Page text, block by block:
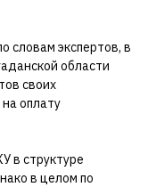
словам экспертов, в
области
своих
оплату
в структуре
в целом по